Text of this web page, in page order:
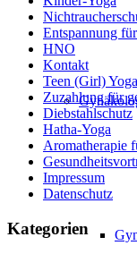
Entspannung
HNO
Kontakt
Teen (Girl) Yoga
Zuzahlung für
Diebstahlschutz
Hatha-Yoga
Aromatherapie
Impressum
Datenschutz
Kategorien